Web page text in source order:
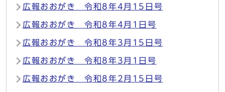
広報おおがき 令和8年4月15日号
広報おおがき 令和8年4月1日号
広報おおがき 令和8年3月15日号
広報おおがき 令和8年3月1日号
広報おおがき 令和8年2月15日号